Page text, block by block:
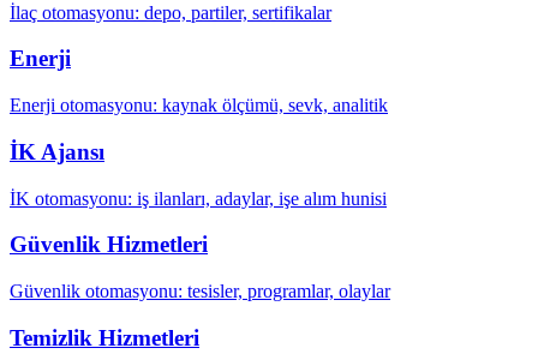
İlaç otomasyonu: depo, partiler, sertifikalar
Enerji
Enerji otomasyonu: kaynak ölçümü, sevk, analitik
İK Ajansı
İK otomasyonu: iş ilanları, adaylar, işe alım hunisi
Güvenlik Hizmetleri
Güvenlik otomasyonu: tesisler, programlar, olaylar
Temizlik Hizmetleri